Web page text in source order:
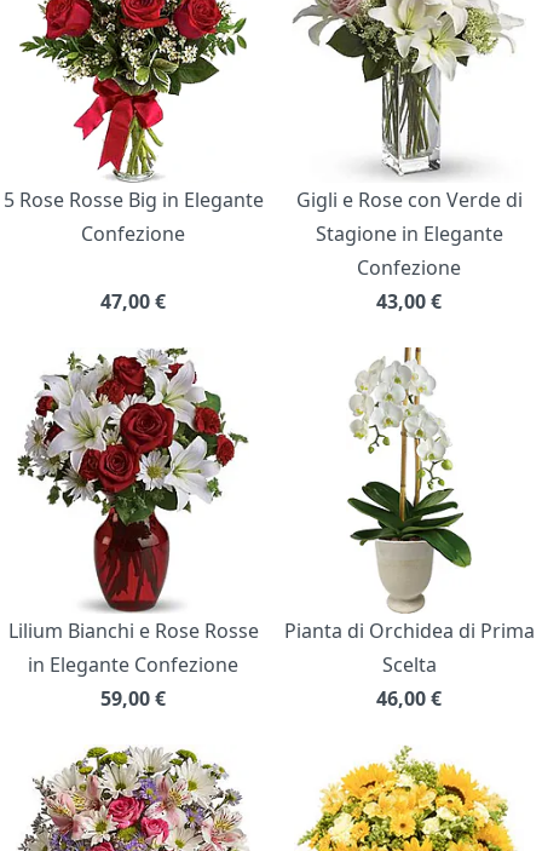
5 Rose Rosse Big in Elegante
Confezione
47,00€
Gigli e Rose con Verde di
Stagione in Elegante
Confezione
43,00€
Lilium Bianchi e Rose Rosse
in Elegante Confezione
59,00€
Pianta di Orchidea di Prima
Scelta
46,00€